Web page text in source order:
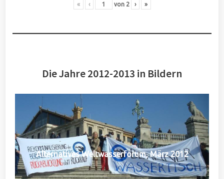
« ‹ von 2 › »
Die Jahre 2012-2013 in Bildern
Alternatives Weltwasserforum, März 2012